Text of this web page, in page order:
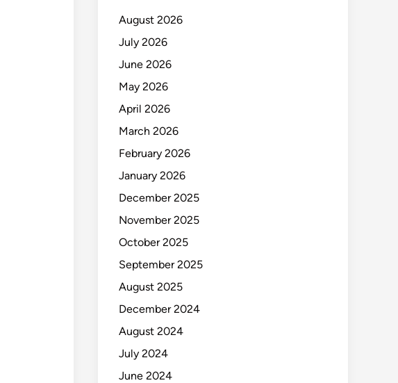
August 2026
July 2026
June 2026
May 2026
April 2026
March 2026
February 2026
January 2026
December 2025
November 2025
October 2025
September 2025
August 2025
December 2024
August 2024
July 2024
June 2024